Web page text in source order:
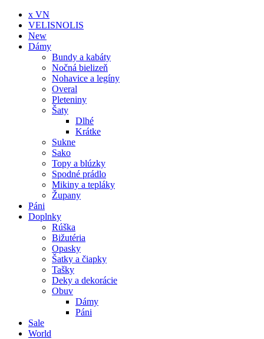
x VN
VELISNOLIS
New
Dámy
Bundy a kabáty
Nočná bielizeň
Nohavice a legíny
Overal
Pleteniny
Šaty
Dlhé
Krátke
Sukne
Sako
Topy a blúzky
Spodné prádlo
Mikiny a tepláky
Župany
Páni
Doplnky
Rúška
Bižutéria
Opasky
Šatky a čiapky
Tašky
Deky a dekorácie
Obuv
Dámy
Páni
Sale
World